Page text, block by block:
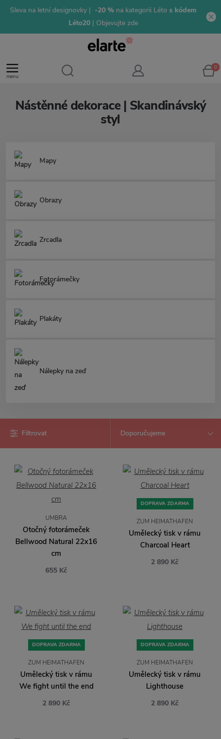
Sleva na letní designovky | -20 % na kategorii Léto s kódem
Léto20 | Objevujte zde
menu
0
Nástěnné dekorace | Skandinávský
styl
Mapy
Obrazy
Zrcadla
Fotorámečky
Plakáty
Nálepky na zeď
Filtrovat
UMBRA
Otočný fotorámeček
Bellwood Natural 22x16
cm
655 Kč
DOPRAVA ZDARMA
ZUM HEIMATHAFEN
Umělecký tisk v rámu
Charcoal Heart
2 890 Kč
DOPRAVA ZDARMA
ZUM HEIMATHAFEN
Umělecký tisk v rámu
We fight until the end
2 890 Kč
DOPRAVA ZDARMA
ZUM HEIMATHAFEN
Umělecký tisk v rámu
Lighthouse
2 890 Kč